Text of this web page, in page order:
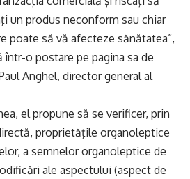
un produs neconform sau chiar
poate să vă afecteze sănătatea”,
într-o postare pe pagina sa de
Anghel, director general al
el propune să se verificer, prin
proprietăţile organoleptice
a semnelor organoleptice de
ale aspectului (aspect de